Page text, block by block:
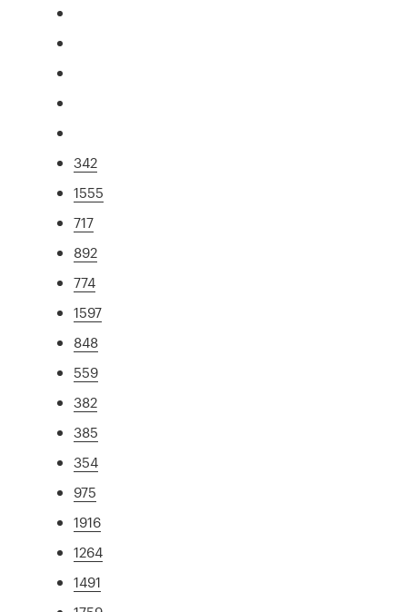
342
1555
717
892
774
1597
848
559
382
385
354
975
1916
1264
1491